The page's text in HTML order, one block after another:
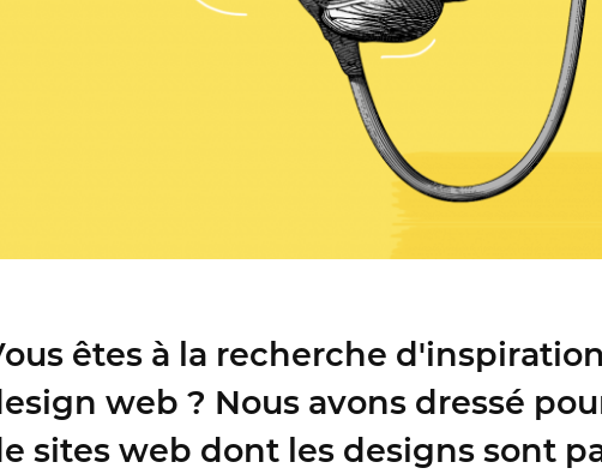
êtes à la recherche
web ? Nous avons dressé
sites web dont les designs sont